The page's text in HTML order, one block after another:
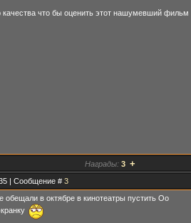
что бы оценить этот нашумевший фильм
Награды: 3 +
| Сообщение # 3
в октябре в кинотеатры пустить Оо